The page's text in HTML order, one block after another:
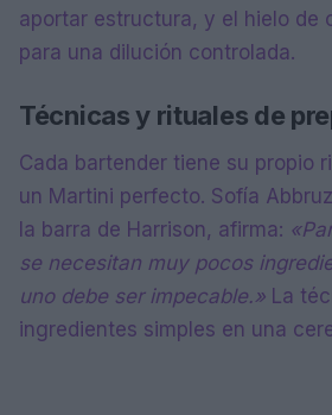
aportar estructura, y el hielo de
para una dilución controlada.
Técnicas y rituales de
Cada bartender tiene su propio
un Martini perfecto. Sofía
la barra de Harrison, afirma:
se necesitan muy pocos
uno debe ser impecable.» La
ingredientes simples en una